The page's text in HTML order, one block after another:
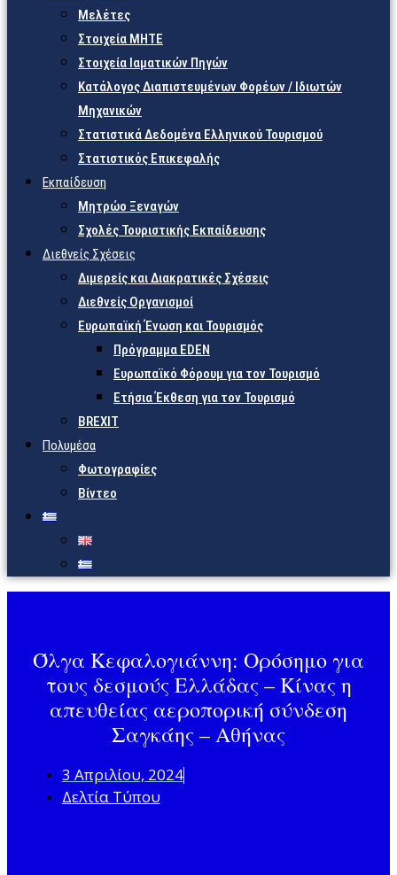
Μελέτες
Στοιχεία ΜΗΤΕ
Στοιχεία Ιαματικών Πηγών
Κατάλογος Διαπιστευμένων Φορέων / Ιδιωτών
Μηχανικών
Στατιστικά Δεδομένα Ελληνικού Τουρισμού
Στατιστικός Επικεφαλής
Εκπαίδευση
Μητρώο Ξεναγών
Σχολές Τουριστικής Εκπαίδευσης
Διεθνείς Σχέσεις
Διμερείς και Διακρατικές Σχέσεις
Διεθνείς Οργανισμοί
Ευρωπαϊκή Ένωση και Τουρισμός
Πρόγραμμα EDEN
Ευρωπαϊκό Φόρουμ για τον Τουρισμό
Ετήσια Έκθεση για τον Τουρισμό
BREXIT
Πολυμέσα
Φωτογραφίες
Βίντεο
Όλγα Κεφαλογιάννη: Oρόσημο για
τους δεσμούς Ελλάδας – Κίνας η
απευθείας αεροπορική σύνδεση
Σαγκάης – Αθήνας
3 Απριλίου, 2024
Δελτία Τύπου